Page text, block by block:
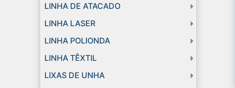
LINHA DE ATACADO
LINHA LASER
LINHA POLIONDA
LINHA TÊXTIL
LIXAS DE UNHA